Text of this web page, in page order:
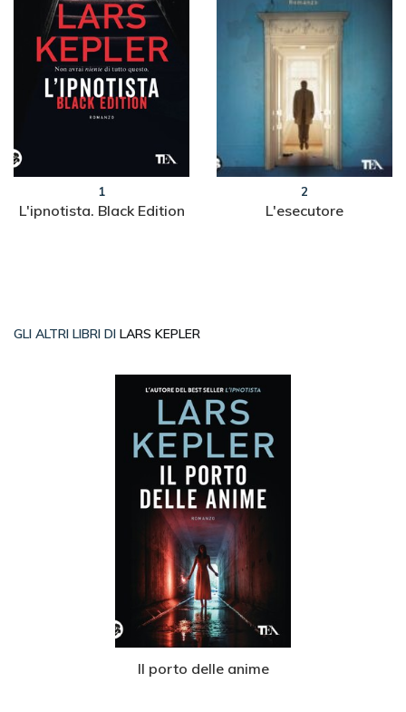
1
L'ipnotista. Black Edition
2
L'esecutore
GLI ALTRI LIBRI DI LARS KEPLER
Il porto delle anime